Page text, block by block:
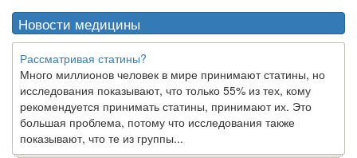
Новости медицины
Рассматривая статины?
Много миллионов человек в мире принимают статины, но
исследования показывают, что только 55% из тех, кому
рекомендуется принимать статины, принимают их. Это
большая проблема, потому что исследования также
показывают, что те из группы...